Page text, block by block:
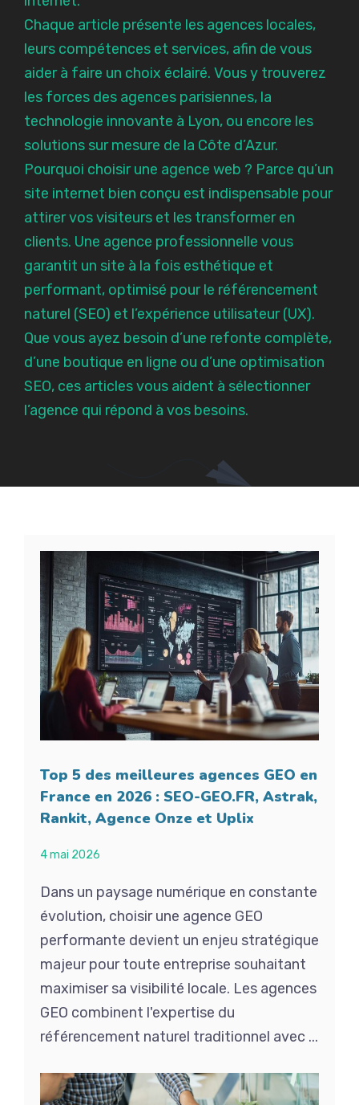
Chaque article présente les agences locales,
leurs compétences et services, afin de vous
aider à faire un choix éclairé. Vous y trouverez
les forces des agences parisiennes, la
technologie innovante à Lyon, ou encore les
solutions sur mesure de la Côte d’Azur.
Pourquoi choisir une agence web ? Parce qu’un
site internet bien conçu est indispensable pour
attirer vos visiteurs et les transformer en
clients. Une agence professionnelle vous
garantit un site à la fois esthétique et
performant, optimisé pour le référencement
naturel (SEO) et l’expérience utilisateur (UX).
Que vous ayez besoin d’une refonte complète,
d’une boutique en ligne ou d’une optimisation
SEO, ces articles vous aident à sélectionner
l’agence qui répond à vos besoins.
Top 5 des meilleures agences GEO en
France en 2026 : SEO-GEO.FR, Astrak,
Rankit, Agence Onze et Uplix
4 mai 2026
Dans un paysage numérique en constante
évolution, choisir une agence GEO
performante devient un enjeu stratégique
majeur pour toute entreprise souhaitant
maximiser sa visibilité locale. Les agences
GEO combinent l'expertise du
référencement naturel traditionnel avec ...